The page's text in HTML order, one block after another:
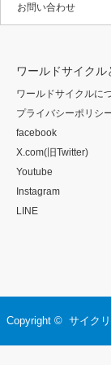
お問い合わせ
ワールドサイクル
ワールドサイクルに
プライバシーポリシ
facebook
X.com(旧Twitter)
Youtube
Instagram
LINE
Copyright © サイク